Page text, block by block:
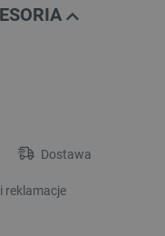
Dostawa
reklamacje